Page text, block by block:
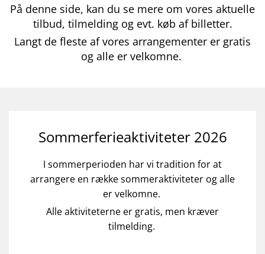
På denne side, kan du se mere om vores aktuelle
tilbud, tilmelding og evt. køb af billetter.
Langt de fleste af vores arrangementer er gratis
og alle er velkomne.
Sommerferieaktiviteter 2026
I sommerperioden har vi tradition for at
arrangere en række sommeraktiviteter og alle
er velkomne.
Alle aktiviteterne er gratis, men kræver
tilmelding.